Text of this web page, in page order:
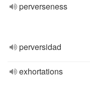
perverseness
perversidad
exhortations